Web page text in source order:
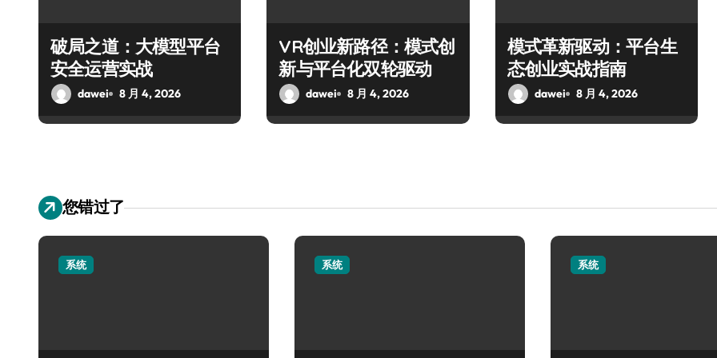
破局之道：大模型平台
安全运营实战
dawei 8 月 4, 2026
VR创业新路径：模式创
新与平台化双轮驱动
dawei 8 月 4, 2026
模式革新驱动：平台生
态创业实战指南
dawei 8 月 4, 2026
您错过了
系统 系统 系统